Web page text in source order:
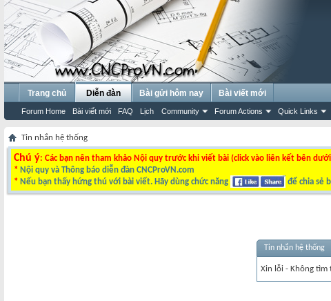
Trang chủ Diễn đàn
Forum Home Bài viết mới FAQ Lịch Community Forum Actions Quick Links
Bài gửi hôm nay Bài viết mới
Tin nhắn hệ thống
Chú ý: Các bạn nên tham khảo Nội quy trước khi viết bài (click vào liên kết bên
* Nội quy và Thông báo diễn đàn CNCProVN.com
* Nếu bạn thấy hứng thú với bài viết. Hãy dùng chức năng để chia sẻ
Tin nhắn hệ thống
Xin lỗi - Không tìm